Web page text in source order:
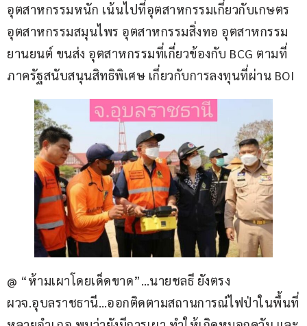
อุตสาหกรรมหนัก เน้นไปที่อุตสาหกรรมเกี่ยวกับเกษตร
อุตสาหกรรมสมุนไพร อุตสาหกรรมสิ่งทอ อุตสาหกรรม
ยานยนต์ ขนส่ง อุตสาหกรรมที่เกี่ยวข้องกับ BCG ตามที่
ภาครัฐสนับสนุนสิทธิพิเศษ เกี่ยวกับการลงทุนที่ผ่าน BOI
@ “ห้ามเผาโดยเด็ดขาด”…นายชลธี ยังตรง
ผวจ.อุบลราชธานี…ออกติดตามสถานการณ์ไฟป่าในพื้นที่